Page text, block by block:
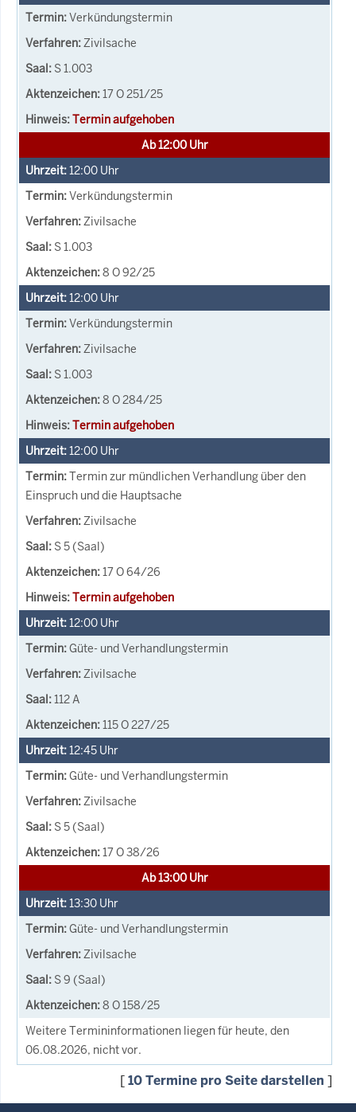
Verkündungstermin
Zivilsache
S 1.003
17 O 251/25
Termin aufgehoben
Ab 12:00 Uhr
12:00 Uhr
Verkündungstermin
Zivilsache
S 1.003
8 O 92/25
12:00 Uhr
Verkündungstermin
Zivilsache
S 1.003
8 O 284/25
Termin aufgehoben
12:00 Uhr
Termin zur mündlichen Verhandlung über den
Einspruch und die Hauptsache
Zivilsache
S 5 (Saal)
17 O 64/26
Termin aufgehoben
12:00 Uhr
Güte- und Verhandlungstermin
Zivilsache
112 A
115 O 227/25
12:45 Uhr
Güte- und Verhandlungstermin
Zivilsache
S 5 (Saal)
17 O 38/26
Ab 13:00 Uhr
13:30 Uhr
Güte- und Verhandlungstermin
Zivilsache
S 9 (Saal)
8 O 158/25
Weitere Termininformationen liegen für heute, den
06.08.2026, nicht vor.
[10 Termine pro Seite darstellen ]